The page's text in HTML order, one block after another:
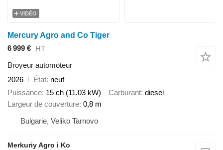
VIDÉO
Mercury Agro and Co Tiger
6 999 € HT
Broyeur automoteur
2026
État neuf
Puissance 15 ch (11.03 kW) Carburant diesel
Largeur de couverture 0,8 m
Bulgarie, Veliko Tarnovo
Merkuriy Agro i Ko